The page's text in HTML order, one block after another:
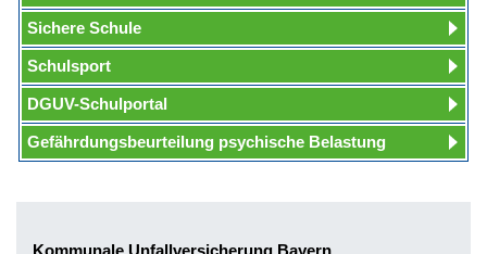
Sichere Schule
Schulsport
DGUV-Schulportal
Gefährdungsbeurteilung psychische Belastung
Kommunale Unfallversicherung Bayern